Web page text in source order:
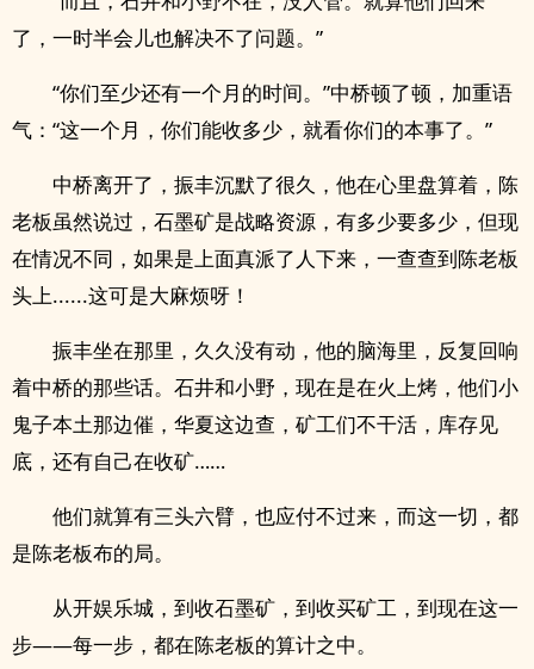
了，一时半会儿也解决不了问题。”
“你们至少还有一个月的时间。”中桥顿了顿，加重语
气：“这一个月，你们能收多少，就看你们的本事了。”
中桥离开了，振丰沉默了很久，他在心里盘算着，陈
老板虽然说过，石墨矿是战略资源，有多少要多少，但现
在情况不同，如果是上面真派了人下来，一查查到陈老板
头上......这可是大麻烦呀！
振丰坐在那里，久久没有动，他的脑海里，反复回响
着中桥的那些话。石井和小野，现在是在火上烤，他们小
鬼子本土那边催，华夏这边查，矿工们不干活，库存见
底，还有自己在收矿……
他们就算有三头六臂，也应付不过来，而这一切，都
是陈老板布的局。
从开娱乐城，到收石墨矿，到收买矿工，到现在这一
步——每一步，都在陈老板的算计之中。